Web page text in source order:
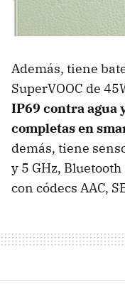
Además, tiene
SuperVOOC de
IP69 contra agua
completas en
demás, tiene
y 5 GHz,
con códecs AAC,